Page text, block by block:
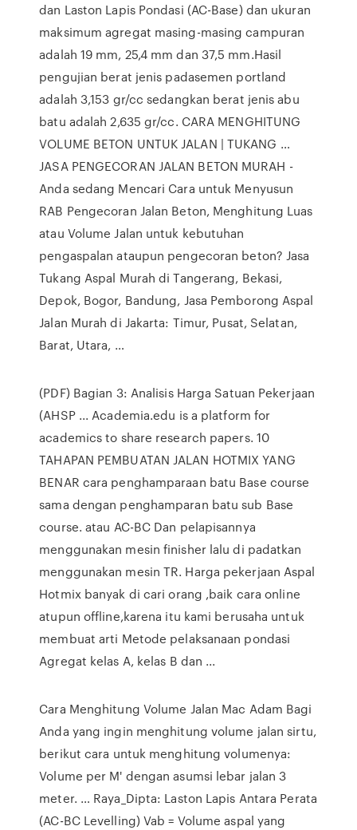
dan Laston Lapis Pondasi (AC-Base) dan ukuran
maksimum agregat masing-masing campuran
adalah 19 mm, 25,4 mm dan 37,5 mm.Hasil
pengujian berat jenis padasemen portland
adalah 3,153 gr/cc sedangkan berat jenis abu
batu adalah 2,635 gr/cc. CARA MENGHITUNG
VOLUME BETON UNTUK JALAN | TUKANG …
JASA PENGECORAN JALAN BETON MURAH -
Anda sedang Mencari Cara untuk Menyusun
RAB Pengecoran Jalan Beton, Menghitung Luas
atau Volume Jalan untuk kebutuhan
pengaspalan ataupun pengecoran beton? Jasa
Tukang Aspal Murah di Tangerang, Bekasi,
Depok, Bogor, Bandung, Jasa Pemborong Aspal
Jalan Murah di Jakarta: Timur, Pusat, Selatan,
Barat, Utara, …
(PDF) Bagian 3: Analisis Harga Satuan Pekerjaan
(AHSP ... Academia.edu is a platform for
academics to share research papers. 10
TAHAPAN PEMBUATAN JALAN HOTMIX YANG
BENAR cara penghamparaan batu Base course
sama dengan penghamparan batu sub Base
course. atau AC-BC Dan pelapisannya
menggunakan mesin finisher lalu di padatkan
menggunakan mesin TR. Harga pekerjaan Aspal
Hotmix banyak di cari orang ,baik cara online
atupun offline,karena itu kami berusaha untuk
membuat arti Metode pelaksanaan pondasi
Agregat kelas A, kelas B dan ...
Cara Menghitung Volume Jalan Mac Adam Bagi
Anda yang ingin menghitung volume jalan sirtu,
berikut cara untuk menghitung volumenya:
Volume per M' dengan asumsi lebar jalan 3
meter. … Raya_Dipta: Laston Lapis Antara Perata
(AC-BC Levelling) Vab = Volume aspal yang